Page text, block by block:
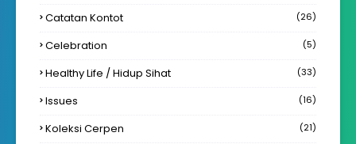
Catatan Kontot (26)
Celebration (5)
Healthy Life / Hidup Sihat (33)
Issues (16)
Koleksi Cerpen (21)